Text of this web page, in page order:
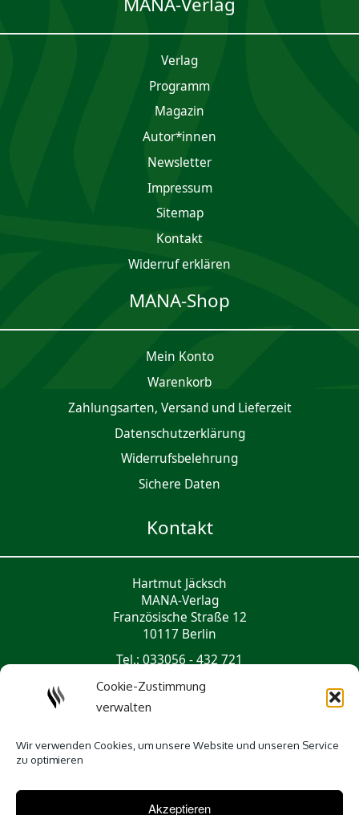
Cookie-Zustimmung
verwalten
Wir verwenden Cookies, um unsere Website und unseren Service
zu optimieren
Akzeptieren
Verlag
Programm
Magazin
Autor*innen
Newsletter
Impres­sum
Sitemap
Kontakt
Widerruf erklären
MANA-Shop
Mein Konto
Waren­korb
Zahlungsarten, Versand und Lieferzeit
Daten­schutz­er­klärung
Widerrufsbelehrung
Sichere Daten
Kontakt
Hartmut Jäcksch
MANA-Verlag
Französische Straße 12
10117 Berlin
Tel.: 033056 - 432 721
Social Media